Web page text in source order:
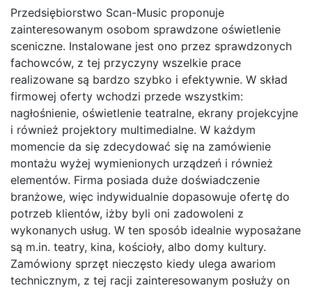
Przedsiębiorstwo Scan-Music proponuje
zainteresowanym osobom sprawdzone oświetlenie
sceniczne. Instalowane jest ono przez sprawdzonych
fachowców, z tej przyczyny wszelkie prace
realizowane są bardzo szybko i efektywnie. W skład
firmowej oferty wchodzi przede wszystkim:
nagłośnienie, oświetlenie teatralne, ekrany projekcyjne
i również projektory multimedialne. W każdym
momencie da się zdecydować się na zamówienie
montażu wyżej wymienionych urządzeń i również
elementów. Firma posiada duże doświadczenie
branżowe, więc indywidualnie dopasowuje ofertę do
potrzeb klientów, iżby byli oni zadowoleni z
wykonanych usług. W ten sposób idealnie wyposażane
są m.in. teatry, kina, kościoły, albo domy kultury.
Zamówiony sprzęt nieczęsto kiedy ulega awariom
technicznym, z tej racji zainteresowanym posłuży on